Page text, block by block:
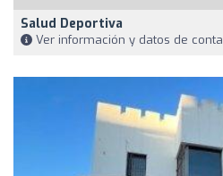
Salud Deportiva
Ver información y datos de